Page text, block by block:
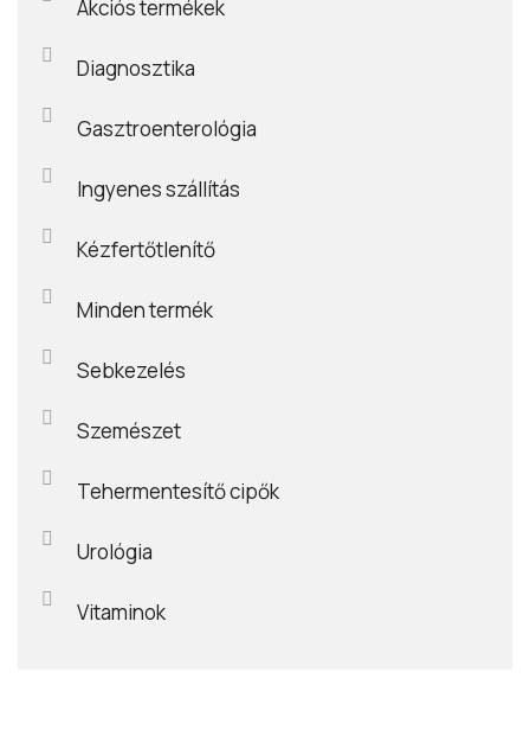
Akciós termékek
Diagnosztika
Gasztroenterológia
Ingyenes szállítás
Kézfertőtlenítő
Minden termék
Sebkezelés
Szemészet
Tehermentesítő cipők
Urológia
Vitaminok